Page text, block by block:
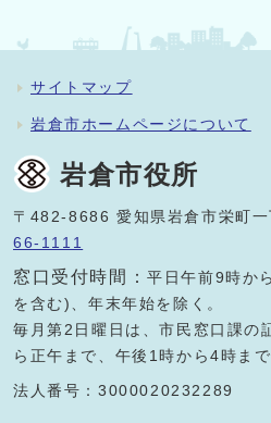
サイトマップ
岩倉市ホームページについて
岩倉市役所
〒482-8686 愛知県岩倉市栄町
66-1111
窓口受付時間：平日午前9時か
を含む)、年末年始を除く。
毎月第2日曜日は、市民窓口課の
ら正午まで、午後1時から4時ま
法人番号：3000020232289